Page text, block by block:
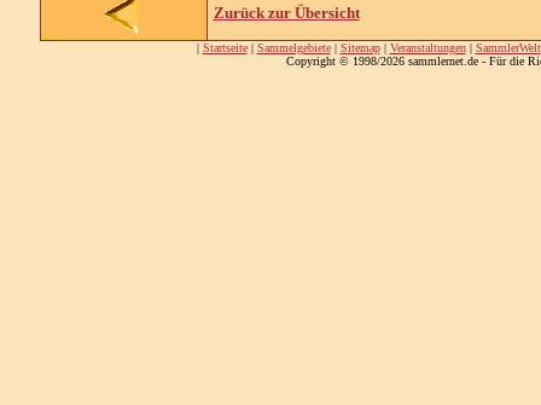
Zurück zur Übersicht
| Startseite| Sammelgebiete| Sitemap| Veranstaltungen| SammlerWelt
Copyright © 1998/2026 sammlernet.de - Für die